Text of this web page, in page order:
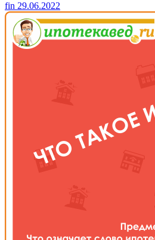
fin 29.06.2022